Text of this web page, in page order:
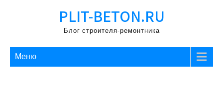
PLIT-BETON.RU
Блог строителя-ремонтника
Меню